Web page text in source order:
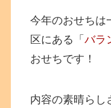
今年のおせちは
区にある「バラ
おせちです！
内容の素晴らし